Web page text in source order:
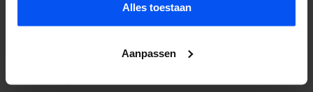
Alles toestaan
Aanpassen
Naast de activiteit in onze BubbelBallen bieden wij ook andere